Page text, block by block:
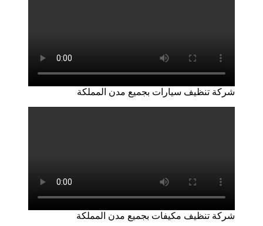
شركة تنظيف سيارات بجميع مدن المملكة
شركة تنظيف مكيفات بجميع مدن المملكة